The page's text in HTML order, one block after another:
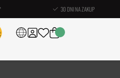
30 DNI NA ZAKUP